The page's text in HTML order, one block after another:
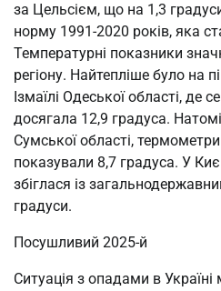
за Цельсієм, що на 1,3
норму 1991-2020 років, яка
Температурні показники
регіону. Найтепліше було на
Ізмаїлі Одеської області, де
досягала 12,9 градуса.
Сумської області,
показували 8,7 градуса. У
збіглася із
градуси.
Посушливий 2025-й
Ситуація з опадами в